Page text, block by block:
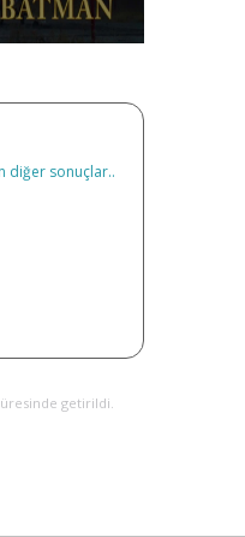
diğer sonuçlar..
getirildi.